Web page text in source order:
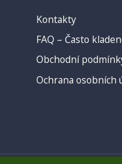
Kontakty
FAQ – Často
Obchodní
Ochrana osobních